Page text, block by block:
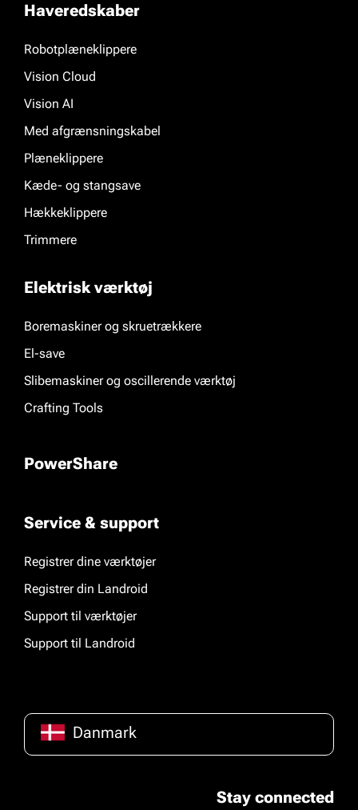
Haveredskaber
Robotplæneklippere
Vision Cloud
Vision AI
Med afgrænsningskabel
Plæneklippere
Kæde- og stangsave
Hækkeklippere
Trimmere
Elektrisk værktøj
Boremaskiner og skruetrækkere
El-save
Slibemaskiner og oscillerende værktøj
Crafting Tools
PowerShare
Service & support
Registrer dine værktøjer
Registrer din Landroid
Support til værktøjer
Support til Landroid
Danmark
Stay connected